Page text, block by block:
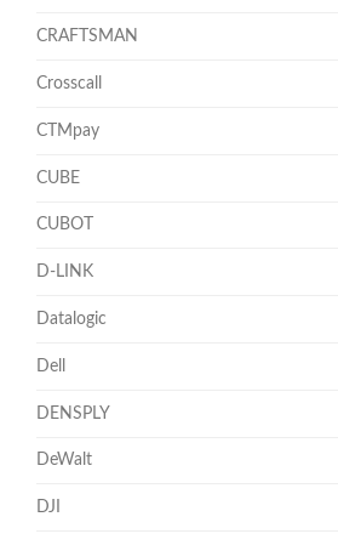
CRAFTSMAN
Crosscall
CTMpay
CUBE
CUBOT
D-LINK
Datalogic
Dell
DENSPLY
DeWalt
DJI